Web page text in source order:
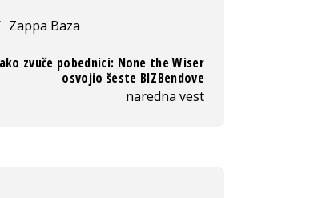
Zappa Baza
zvuče pobednici: None the Wiser
osvojio šeste BIZBendove
naredna vest